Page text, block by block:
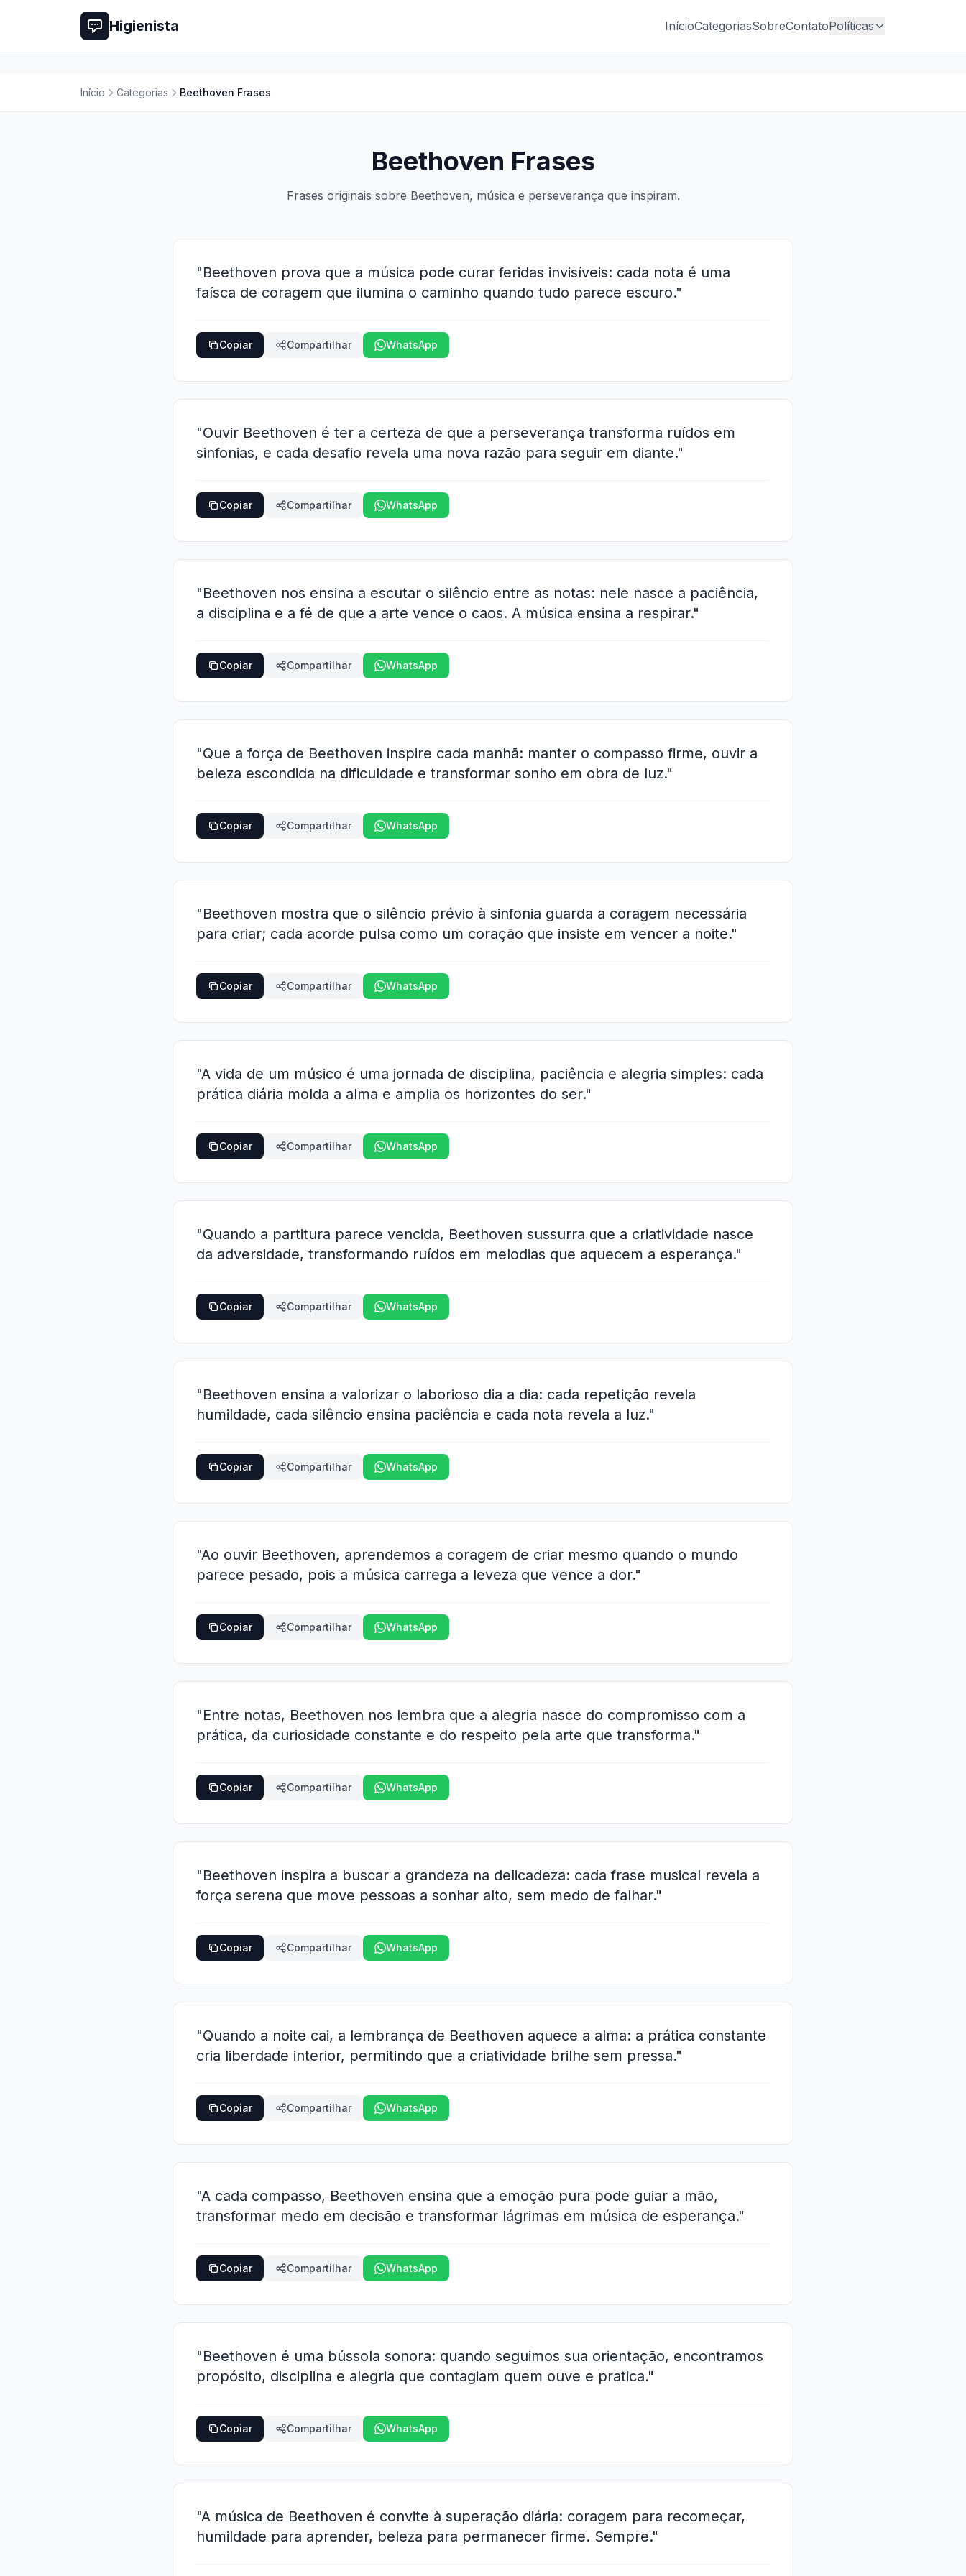
Higienista InícioCategoriasSobreContatoPolíticas
Início Categorias Beethoven Frases
Beethoven Frases
Frases originais sobre Beethoven, música e perseverança que inspiram.
"Beethoven prova que a música pode curar feridas invisíveis: cada nota é uma
faísca de coragem que ilumina o caminho quando tudo parece escuro."
Copiar Compartilhar WhatsApp
"Ouvir Beethoven é ter a certeza de que a perseverança transforma ruídos em
sinfonias, e cada desafio revela uma nova razão para seguir em diante."
Copiar Compartilhar WhatsApp
"Beethoven nos ensina a escutar o silêncio entre as notas: nele nasce a paciência,
a disciplina e a fé de que a arte vence o caos. A música ensina a respirar."
Copiar Compartilhar WhatsApp
"Que a força de Beethoven inspire cada manhã: manter o compasso firme, ouvir a
beleza escondida na dificuldade e transformar sonho em obra de luz."
Copiar Compartilhar WhatsApp
"Beethoven mostra que o silêncio prévio à sinfonia guarda a coragem necessária
para criar; cada acorde pulsa como um coração que insiste em vencer a noite."
Copiar Compartilhar WhatsApp
"A vida de um músico é uma jornada de disciplina, paciência e alegria simples: cada
prática diária molda a alma e amplia os horizontes do ser."
Copiar Compartilhar WhatsApp
"Quando a partitura parece vencida, Beethoven sussurra que a criatividade nasce
da adversidade, transformando ruídos em melodias que aquecem a esperança."
Copiar Compartilhar WhatsApp
"Beethoven ensina a valorizar o laborioso dia a dia: cada repetição revela
humildade, cada silêncio ensina paciência e cada nota revela a luz."
Copiar Compartilhar WhatsApp
"Ao ouvir Beethoven, aprendemos a coragem de criar mesmo quando o mundo
parece pesado, pois a música carrega a leveza que vence a dor."
Copiar Compartilhar WhatsApp
"Entre notas, Beethoven nos lembra que a alegria nasce do compromisso com a
prática, da curiosidade constante e do respeito pela arte que transforma."
Copiar Compartilhar WhatsApp
"Beethoven inspira a buscar a grandeza na delicadeza: cada frase musical revela a
força serena que move pessoas a sonhar alto, sem medo de falhar."
Copiar Compartilhar WhatsApp
"Quando a noite cai, a lembrança de Beethoven aquece a alma: a prática constante
cria liberdade interior, permitindo que a criatividade brilhe sem pressa."
Copiar Compartilhar WhatsApp
"A cada compasso, Beethoven ensina que a emoção pura pode guiar a mão,
transformar medo em decisão e transformar lágrimas em música de esperança."
Copiar Compartilhar WhatsApp
"Beethoven é uma bússola sonora: quando seguimos sua orientação, encontramos
propósito, disciplina e alegria que contagiam quem ouve e pratica."
Copiar Compartilhar WhatsApp
"A música de Beethoven é convite à superação diária: coragem para recomeçar,
humildade para aprender, beleza para permanecer firme. Sempre."